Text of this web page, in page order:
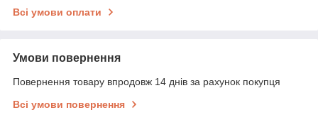
Всі умови оплати
Умови повернення
Повернення товару впродовж 14 днів за рахунок покупця
Всі умови повернення